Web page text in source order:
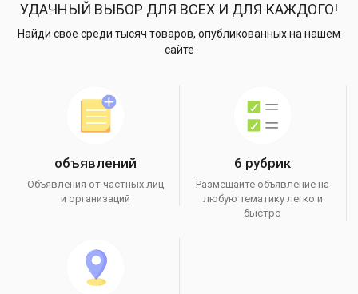
УДАЧНЫЙ ВЫБОР ДЛЯ ВСЕХ И ДЛЯ КАЖДОГО!
Найди свое среди тысяч товаров, опубликованных на нашем
сайте
объявлений
Объявления от частных лиц
и организаций
6 рубрик
Размещайте объявление на
любую тематику легко и
быстро